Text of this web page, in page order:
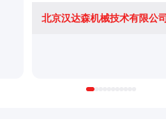
北京汉达森机械技术有限公司